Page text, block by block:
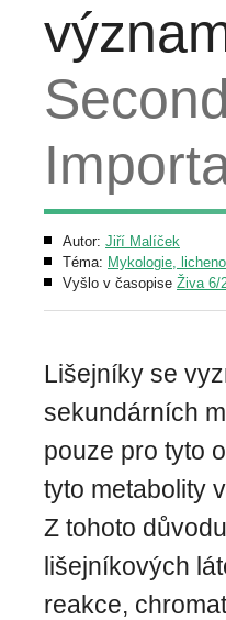
Autor: Jiří Malíček
Téma: Mykologie,
Vyšlo v časopise Živa 6/
Lišejníky se
sekundárních
pouze pro tyto
tyto metabolity
Z tohoto
lišejníkových
reakce,